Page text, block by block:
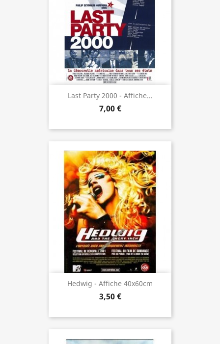
Last Party 2000 - Affiche...
7,00 €
Hedwig - Affiche 40x60cm
3,50 €